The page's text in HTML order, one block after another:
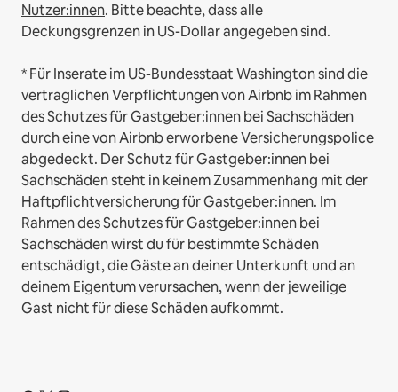
Nutzer:innen. Bitte beachte, dass alle
Deckungsgrenzen in US-Dollar angegeben sind.
* Für Inserate im US-Bundesstaat Washington sind die
vertraglichen Verpflichtungen von Airbnb im Rahmen
des Schutzes für Gastgeber:innen bei Sachschäden
durch eine von Airbnb erworbene Versicherungspolice
abgedeckt. Der Schutz für Gastgeber:innen bei
Sachschäden steht in keinem Zusammenhang mit der
Haftpflichtversicherung für Gastgeber:innen. Im
Rahmen des Schutzes für Gastgeber:innen bei
Sachschäden wirst du für bestimmte Schäden
entschädigt, die Gäste an deiner Unterkunft und an
deinem Eigentum verursachen, wenn der jeweilige
Gast nicht für diese Schäden aufkommt.